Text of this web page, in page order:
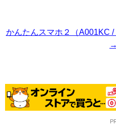
かんたんスマホ２（A001KC
→